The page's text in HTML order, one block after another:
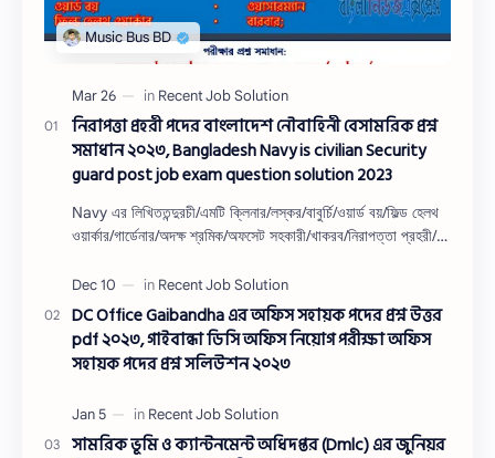
নিরাপত্তা প্রহরী পদের বাংলাদেশ নৌবাহিনী বেসামরিক প্রশ্ন
সমাধান ২০২৩, Bangladesh Navy is civilian Security
guard post job exam question solution 2023
Navy এর লিখিততন্দুরচী/এমটি ক্লিনার/লস্কর/বাবুর্চি/ওয়ার্ড বয়/ফিল্ড হেলথ
ওয়ার্কার/গার্ডেনার/অদক্ষ শ্রমিক/অফসেট সহকারী/খাকরব/নিরাপত্তা প্রহরী/
DC Office Gaibandha এর অফিস সহায়ক পদের প্রশ্ন উত্তর
pdf ২০২৩, গাইবান্ধা ডিসি অফিস নিয়োগ পরীক্ষা অফিস
সহায়ক পদের প্রশ্ন সলিউশন ২০২৩
সামরিক ভূমি ও ক্যান্টনমেন্ট অধিদপ্তর (Dmlc) এর জুনিয়র